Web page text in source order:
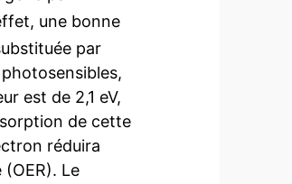
une bonne
par
est de 2,1 eV,
de cette
réduira
(OER). Le